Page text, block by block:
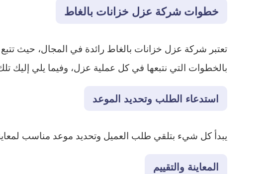
خطوات شركة عزل خزانات بالغاط
تعتبر شركة عزل خزانات بالغاط رائدة في المجال، حيث
بالخطوات التي نتبعها في كل عملية عزل، وفيما يلي إليك
استدعاء الطلب وتحديد الموعد
يبدأ كل شيء بتلقي طلب العميل وتحديد موعد مناسب
المعاينة والتقييم